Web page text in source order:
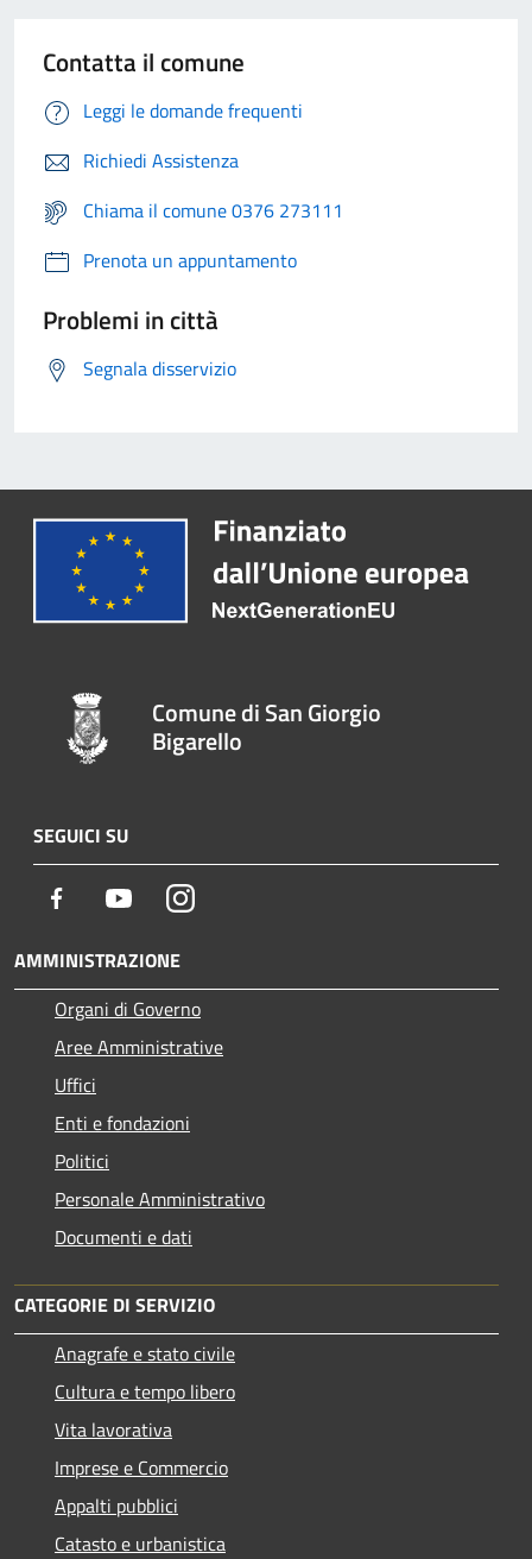
Contatta il comune
Leggi le domande frequenti
Richiedi Assistenza
Chiama il comune 0376 273111
Prenota un appuntamento
Problemi in città
Segnala disservizio
Comune di San Giorgio
Bigarello
SEGUICI SU
Facebook YoutubeInstagram
AMMINISTRAZIONE
Organi di Governo
Aree Amministrative
Uffici
Enti e fondazioni
Politici
Personale Amministrativo
Documenti e dati
CATEGORIE DI SERVIZIO
Anagrafe e stato civile
Cultura e tempo libero
Vita lavorativa
Imprese e Commercio
Appalti pubblici
Catasto e urbanistica